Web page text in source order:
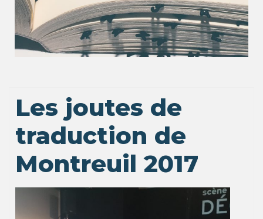
Les joutes de
traduction de
Montreuil 2017